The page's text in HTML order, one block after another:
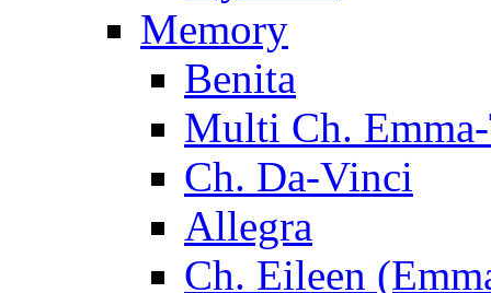
Memory
Benita
Multi Ch.
Ch. Da-Vinci
Allegra
Ch. Eileen